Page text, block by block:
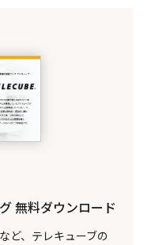
無料ダウンロード
ど、テレキューブの